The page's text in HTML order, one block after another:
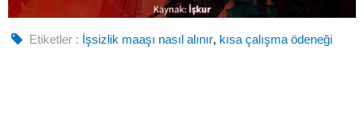
Etiketler : İşsizlik maaşı nasıl alınır, kısa çalışma ödeneği